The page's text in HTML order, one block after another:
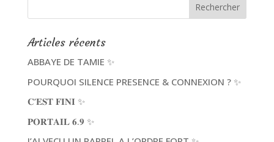
Articles récents
ABBAYE DE TAMIE ✨
POURQUOI SILENCE PRESENCE & CONNEXION ? ✨
𝐂’𝐄𝐒𝐓 𝐅𝐈𝐍𝐈 ✨
𝐏𝐎𝐑𝐓𝐀𝐈𝐋 𝟔.𝟗 ✨